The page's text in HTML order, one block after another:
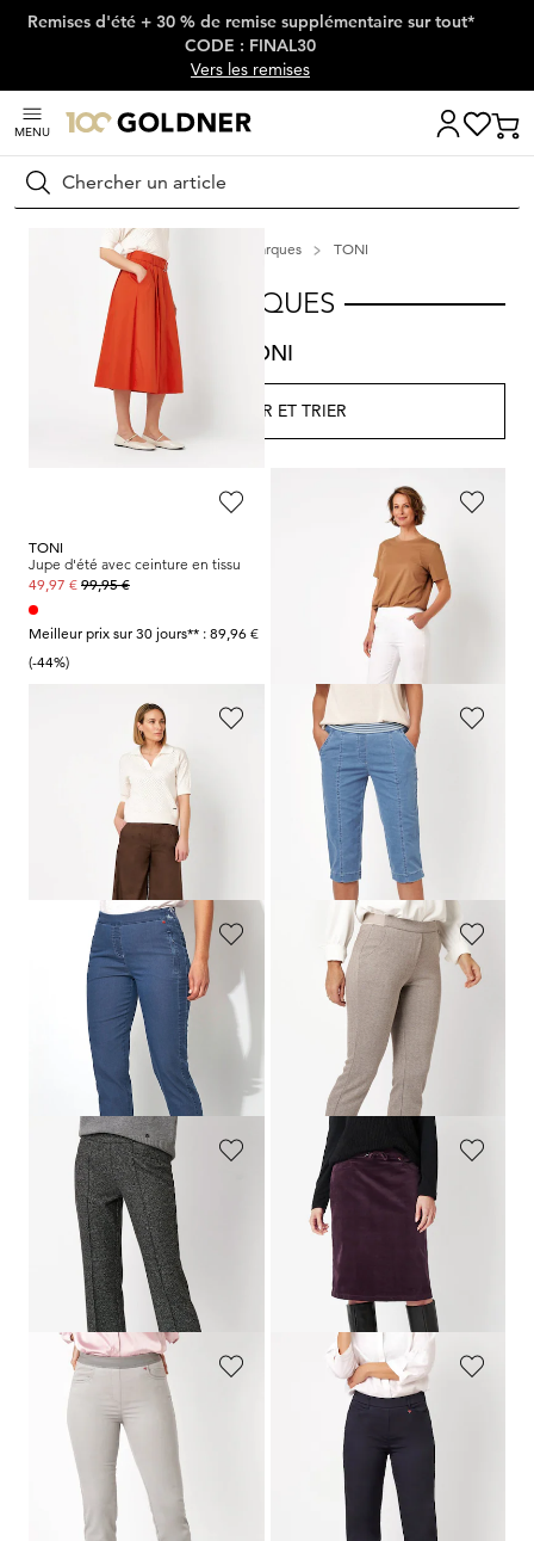
Passer la navigation, aller directement au contenu
Remises d'été + 30 % de remise supplémentaire sur tout*
CODE : FINAL30
Vers les remises
MENU
Rechercher
Marques TONI
MARQUES
TONI
FILTRER ET TRIER
TONI
Jupe d'été avec ceinture en tissu
49,97 € 99,95 €
Meilleur prix sur 30 jours** : 89,96 €
(-44%)
Pantalon d’été en longueur 3/4
Meilleur prix sur 30 jours** : 80,96 €
109,95 €
Meilleur prix sur 30 jours** : 98,96 €
Corsaire, aspect denim
99,95 €
Meilleur prix sur 30 jours** : 89,96 €
RELAXED
Jean 7/8 en denim doux
109,95 €
Meilleur prix sur 30 jours** : 98,96 €
RELAXED
119,95 €
Meilleur prix sur 30 jours** : 71,97 €
RELAXED
Pantalon 7/8 "Jenny" avec liserés
54,97 €109,95 €
Meilleur prix sur 30 jours** : 65,97 €
RELAXED
60,48 €109,95 €
Meilleur prix sur 30 jours** : 87,96 €
RELAXED
Pantalon 5 poches « My Darling »
54,98 €
109,95 €
Meilleur prix sur 30 jours** : 60,48 €
119,95 €
Meilleur prix sur 30 jours** :
(-44%)